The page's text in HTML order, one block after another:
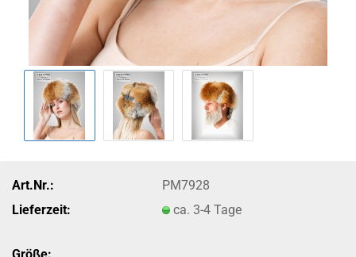
Art.Nr.:
PM7928
Lieferzeit:
ca. 3-4 Tage